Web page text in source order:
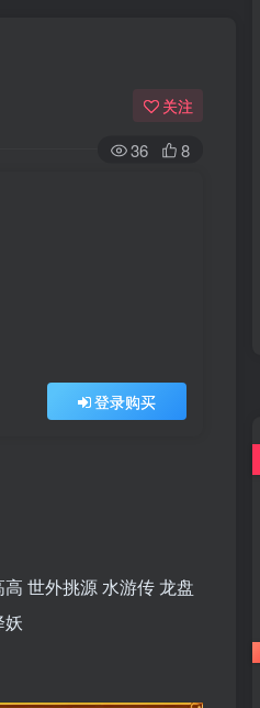
关注
36 8
登录购买
世外挑源 水游传 龙盘
妖